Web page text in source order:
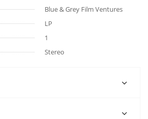
Blue & Grey Film Ventures
LP
1
Stereo